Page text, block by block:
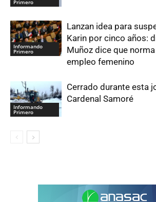
Primero
Informando
Primero
Lanzan idea para
Karin por cinco años:
Muñoz dice que
empleo femenino
Informando
Primero
Cerrado durante esta
Cardenal Samoré